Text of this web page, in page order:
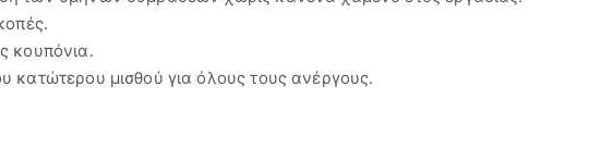
κουπόνια.
κατώτερου μισθού για όλους τους ανέργους.